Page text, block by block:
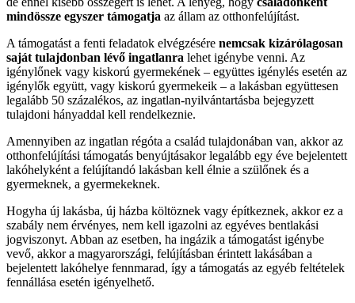
mindössze egyszer támogatja az állam az otthonfelújítást.
A támogatást a fenti feladatok elvégzésére nemcsak kizárólagosan
saját tulajdonban lévő ingatlanra lehet igénybe venni. Az
igénylőnek vagy kiskorú gyermekének – együttes igénylés esetén az
igénylők együtt, vagy kiskorú gyermekeik – a lakásban együttesen
legalább 50 százalékos, az ingatlan-nyilvántartásba bejegyzett
tulajdoni hányaddal kell rendelkeznie.
Amennyiben az ingatlan régóta a család tulajdonában van, akkor az
otthonfelújítási támogatás benyújtásakor legalább egy éve bejelentett
lakóhelyként a felújítandó lakásban kell élnie a szülőnek és a
gyermeknek, a gyermekeknek.
Hogyha új lakásba, új házba költöznek vagy építkeznek, akkor ez a
szabály nem érvényes, nem kell igazolni az egyéves bentlakási
jogviszonyt. Abban az esetben, ha ingázik a támogatást igénybe
vevő, akkor a magyarországi, felújításban érintett lakásában a
bejelentett lakóhelye fennmarad, így a támogatás az egyéb feltételek
fennállása esetén igényelhető.